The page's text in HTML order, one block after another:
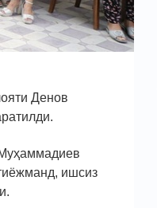
Денов
ишсиз